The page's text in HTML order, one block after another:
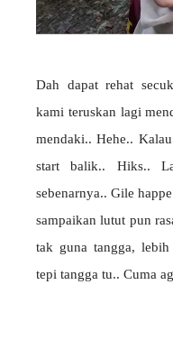
Dah dapat rehat
kami teruskan lagi
mendaki.. Hehe..
start balik.. Hiks..
sebenarnya.. Gile
sampaikan lutut pun
tak guna tangga, lebih
tepi tangga tu.. Cuma